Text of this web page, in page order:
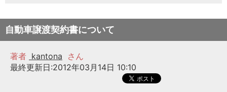
自動車譲渡契約書について
著者 kantona
さん
最終更新日:2012年03月14日 10:10